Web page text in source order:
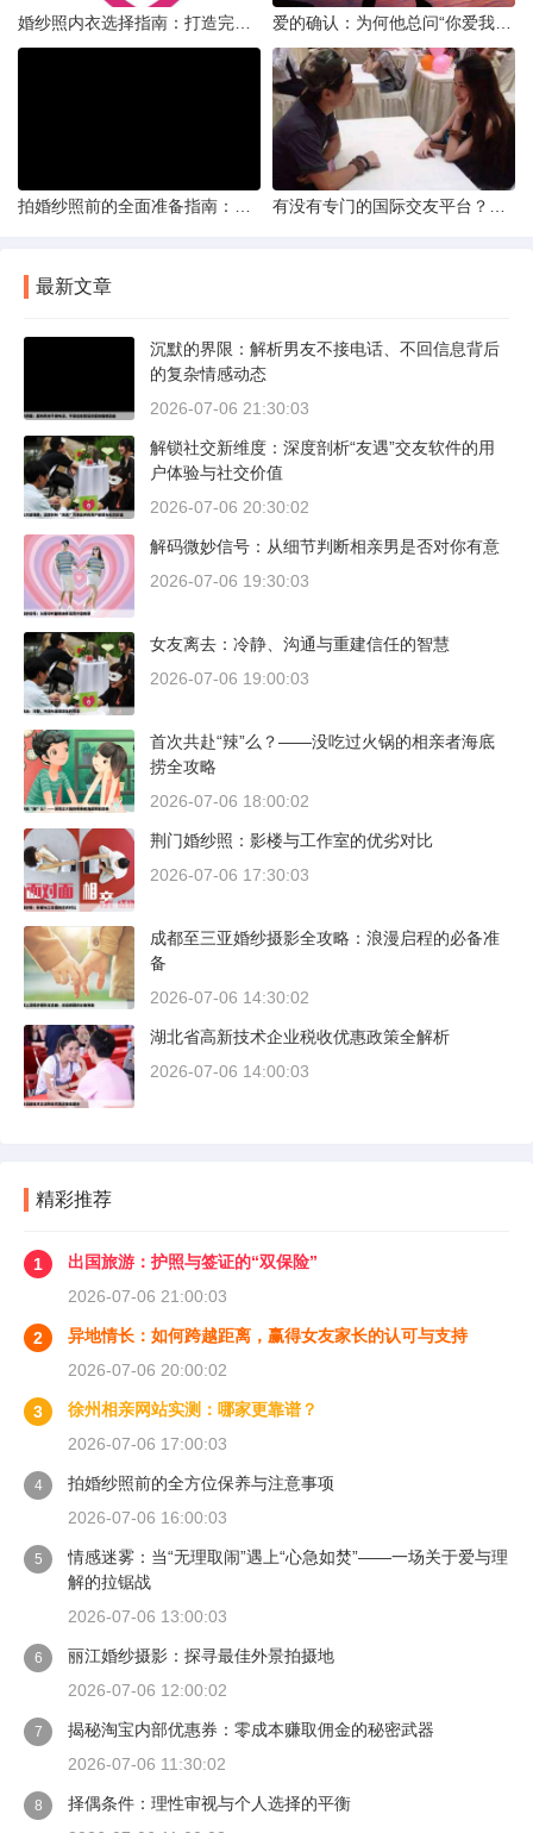
最新文章
沉默的界限：解析男友不接电话、不回信息背后
的复杂情感动态
2026-07-06 21:30:03
解锁社交新维度：深度剖析“友遇”交友软件的用
户体验与社交价值
2026-07-06 20:30:02
解码微妙信号：从细节判断相亲男是否对你有意
2026-07-06 19:30:03
女友离去：冷静、沟通与重建信任的智慧
2026-07-06 19:00:03
首次共赴“辣”么？——没吃过火锅的相亲者海底
捞全攻略
2026-07-06 18:00:02
荆门婚纱照：影楼与工作室的优劣对比
2026-07-06 17:30:03
成都至三亚婚纱摄影全攻略：浪漫启程的必备准
备
2026-07-06 14:30:02
湖北省高新技术企业税收优惠政策全解析
2026-07-06 14:00:03
精彩推荐
1
出国旅游：护照与签证的“双保险”
2026-07-06 21:00:03
2
异地情长：如何跨越距离，赢得女友家长的认可与支持
2026-07-06 20:00:02
3
徐州相亲网站实测：哪家更靠谱？
2026-07-06 17:00:03
4
拍婚纱照前的全方位保养与注意事项
2026-07-06 16:00:03
5
情感迷雾：当“无理取闹”遇上“心急如焚”——一场关于爱与理
解的拉锯战
2026-07-06 13:00:03
6
丽江婚纱摄影：探寻最佳外景拍摄地
2026-07-06 12:00:02
7
揭秘淘宝内部优惠券：零成本赚取佣金的秘密武器
2026-07-06 11:30:02
8
择偶条件：理性审视与个人选择的平衡